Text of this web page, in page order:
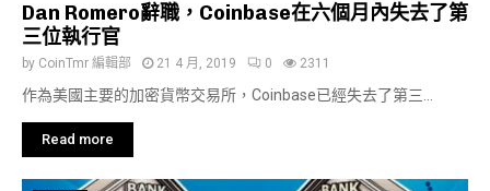
Dan Romero辭職，Coinbase在六個月內失去了第
三位執行官
by CoinTmr 編輯部 21 4 月, 2019 0 2311
作為美國主要的加密貨幣交易所，Coinbase已經失去了第三...
Read more